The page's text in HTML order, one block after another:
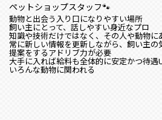
ペットショップスタッフ🐾
動物と出会う入り口になりやすい場所
飼い主にとって、話しやすい身近なプロ
知識や技術だけではなく、その人や動物に
常に新しい情報を更新しながら、飼い主
提案をするアドリブ力が必要
大手に入れば給料も全体的に安定かつ待遇
いろんな動物に関われる